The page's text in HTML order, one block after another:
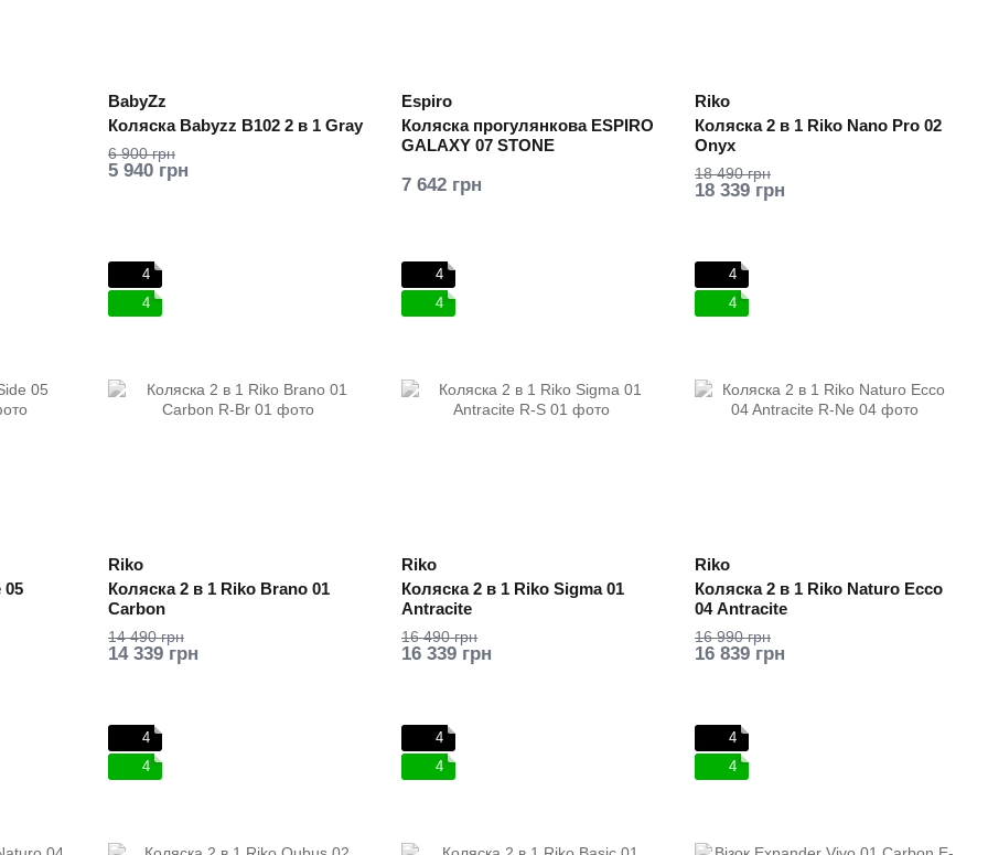
BabyZz
Коляска Babyzz B102 2 в 1 Gray
6 900 грн
5 940 грн
Espiro
Коляска прогулянкова ESPIRO
GALAXY 07 STONE
7 642 грн
Riko
Коляска 2 в 1 Riko Nano Pro 02
Onyx
18 490 грн
18 339 грн
05
4
4
Riko
Коляска 2 в 1 Riko Brano 01
Carbon
14 490 грн
14 339 грн
4
4
Riko
Коляска 2 в 1 Riko Sigma 01
Antracite
16 490 грн
16 339 грн
4
4
Riko
Коляска 2 в 1 Riko Naturo Ecco
04 Antracite
16 990 грн
16 839 грн
4
4
4
4
4
4